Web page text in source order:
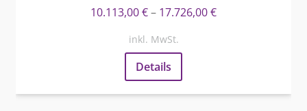
10.113,00€– 17.726,00€
inkl. MwSt.
Details